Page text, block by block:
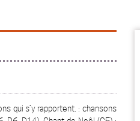
qui s’y rapportent. : chansons